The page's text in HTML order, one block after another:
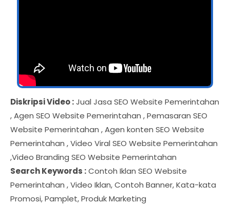
Diskripsi Video :Jual Jasa SEO Website Pemerintahan
, Agen SEO Website Pemerintahan , Pemasaran SEO
Website Pemerintahan , Agen konten SEO Website
Pemerintahan , Video Viral SEO Website Pemerintahan
,Video Branding SEO Website Pemerintahan
Search Keywords :Contoh Iklan SEO Website
Pemerintahan , Video Iklan, Contoh Banner, Kata-kata
Promosi, Pamplet, Produk Marketing